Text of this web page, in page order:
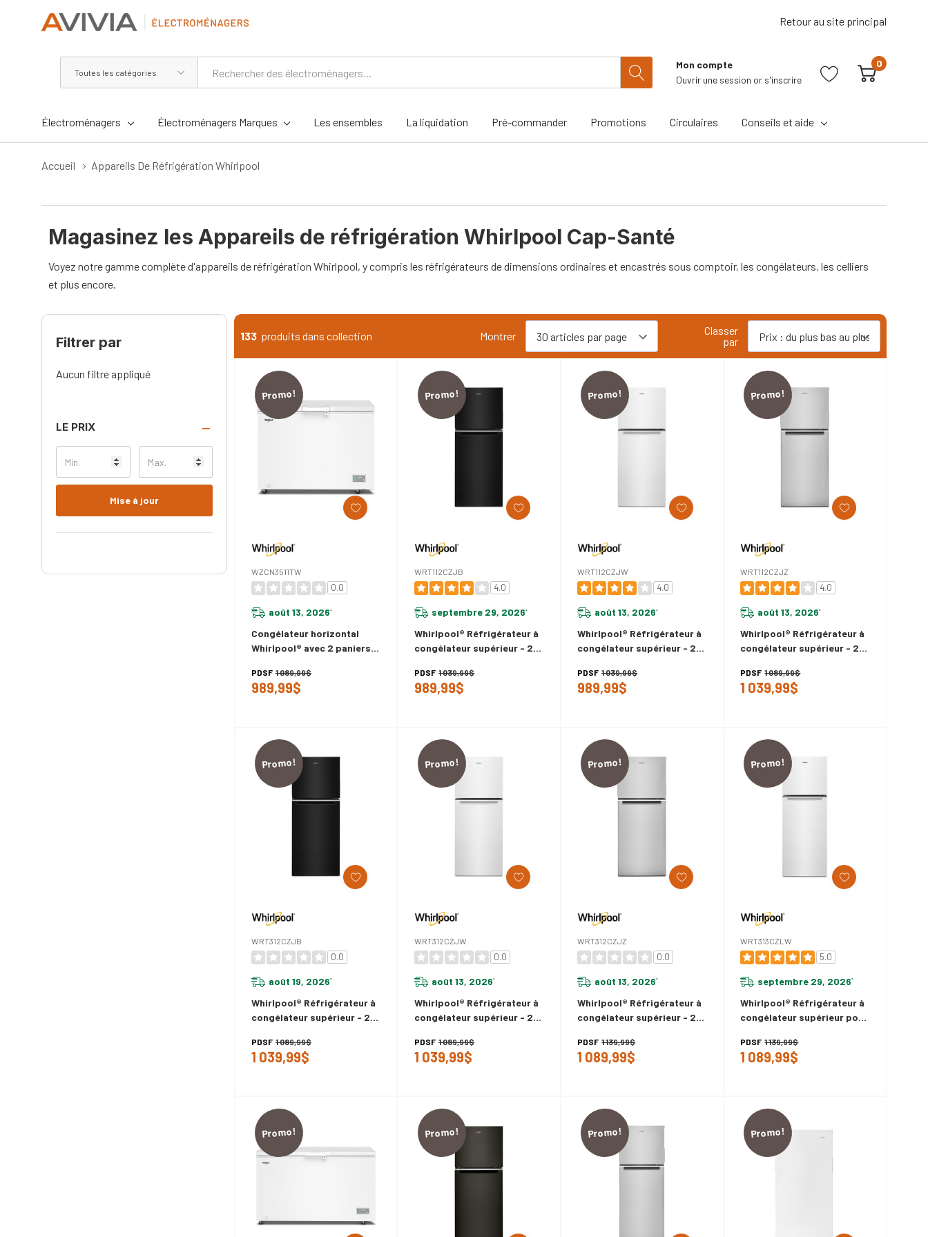
Retour au site principal
les
Mon compte
Ouvrir une session or s'inscrire
0
Électroménagers Électroménagers Marques Les ensembles La liquidation Pré-commander Promotions Circulaires Conseils et aide
Accueil Appareils De Réfrigération Whirlpool
Magasinez les Appareils de réfrigération Whirlpool Cap-Santé
Voyez notre gamme complète d'appareils de réfrigération Whirlpool, y compris les réfrigérateurs de dimensions ordinaires et encastrés sous comptoir, les congélateurs, les celliers
et plus encore.
Filtrer par
Aucun filtre appliqué
LE PRIX
Mise à jour
133 produits dans collection Montrer
Classer
par
Promo!
WZCN3511TW
0.0
août 13, 2026*
Congélateur horizontal
Whirlpool® avec 2 paniers
WZCN3511TW
PDSF 1 089,99$
989,99$
Promo!
WRT112CZJB
4.0
septembre 29, 2026*
Whirlpool® Réfrigérateur à
congélateur supérieur - 24
PDSF 1 039,99$
989,99$
Promo!
WRT112CZJW
4.0
août 13, 2026*
Whirlpool® Réfrigérateur à
congélateur supérieur - 24
PDSF 1 039,99$
989,99$
Promo!
WRT112CZJZ
4.0
août 13, 2026*
Whirlpool® Réfrigérateur à
congélateur supérieur - 24
PDSF 1 089,99$
1 039,99$
Promo!
WRT312CZJB
0.0
août 19, 2026*
Whirlpool® Réfrigérateur à
congélateur supérieur - 24
PDSF 1 089,99$
1 039,99$
Promo!
WRT312CZJW
0.0
août 13, 2026*
Whirlpool® Réfrigérateur à
congélateur supérieur - 24
PDSF 1 089,99$
1 039,99$
Promo!
WRT312CZJZ
0.0
août 13, 2026*
Whirlpool® Réfrigérateur à
congélateur supérieur - 24
PDSF 1 139,99$
1 089,99$
Promo!
WRT313CZLW
5.0
septembre 29, 2026*
Whirlpool® Réfrigérateur à
congélateur supérieur pour
12.9 pi cu WRT313CZLW
PDSF 1 139,99$
1 089,99$
Promo! Promo! Promo! Promo!